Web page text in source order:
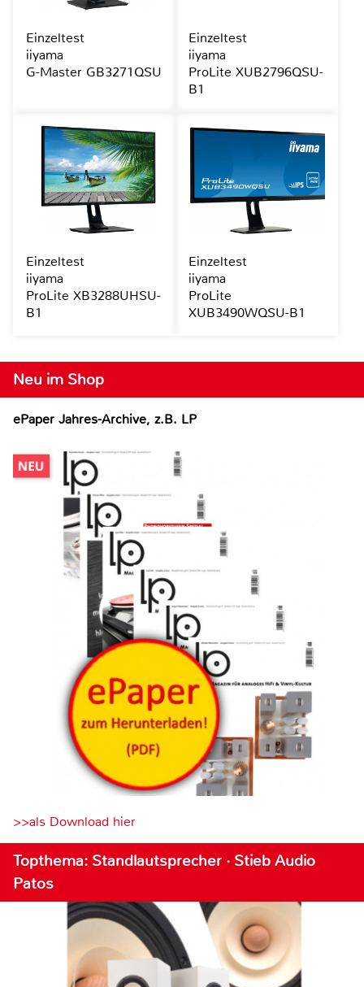
Neu im Shop
ePaper Jahres-Archive, z.B. LP
>>als Download hier
Topthema: Standlautsprecher · Stieb Audio
Patos
Einzeltest
iiyama
G-Master GB3271QSU
Einzeltest
iiyama
ProLite XUB2796QSU-
B1
Einzeltest
iiyama
ProLite XB3288UHSU-
B1
Einzeltest
iiyama
ProLite
XUB3490WQSU-B1